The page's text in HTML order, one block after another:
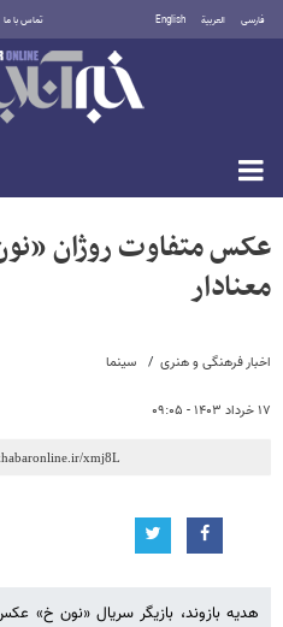
فارسی العربية English تماس با ما
دوشنبه ۱۹ مرداد ۱۴۰۵
اخبار فرهنگی و هنری سینما
۱۷ خرداد ۱۴۰۳ - ۰۹:۰۵
عکس متفاوت روژان
معنادار
هدیه بازوند، بازیگر سریال «نون خ»